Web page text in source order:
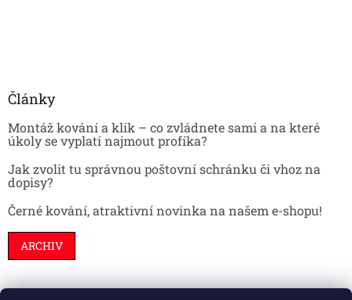
Články
Montáž kování a klik – co zvládnete sami a na které
úkoly se vyplatí najmout profíka?
Jak zvolit tu správnou poštovní schránku či vhoz na
dopisy?
Černé kování, atraktivní novinka na našem e-shopu!
ARCHIV